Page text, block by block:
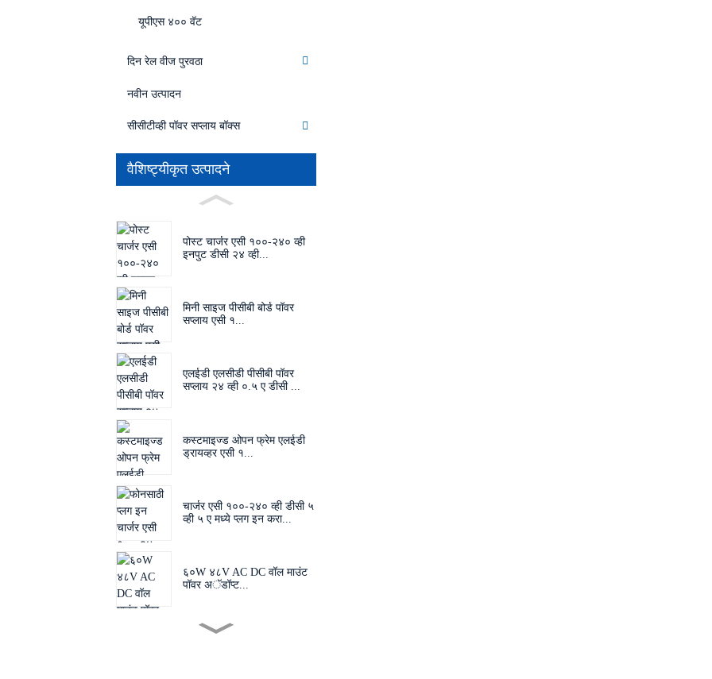
यूपीएस ४०० वॅट
दिन रेल वीज पुरवठा
नवीन उत्पादन
सीसीटीव्ही पॉवर सप्लाय बॉक्स
वैशिष्ट्यीकृत उत्पादने
पोस्ट चार्जर एसी १००-२४० व्ही
इनपुट डीसी २४ व्ही...
मिनी साइज पीसीबी बोर्ड पॉवर
सप्लाय एसी १...
एलईडी एलसीडी पीसीबी पॉवर
सप्लाय २४ व्ही ०.५ ए डीसी ...
कस्टमाइज्ड ओपन फ्रेम एलईडी
ड्रायव्हर एसी १...
चार्जर एसी १००-२४० व्ही डीसी ५
व्ही ५ ए मध्ये प्लग इन करा...
६०W ४८V AC DC वॉल माउंट
पॉवर अॅडॉप्ट...